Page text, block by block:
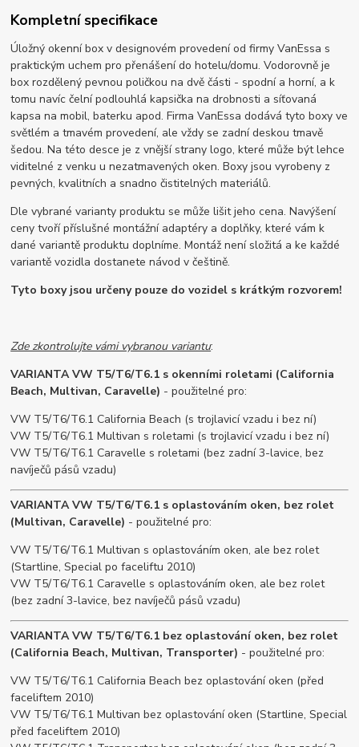
Kompletní specifikace
Úložný okenní box v designovém provedení od firmy VanEssa s
praktickým uchem pro přenášení do hotelu/domu. Vodorovně je
box rozdělený pevnou poličkou na dvě části - spodní a horní, a k
tomu navíc čelní podlouhlá kapsička na drobnosti a síťovaná
kapsa na mobil, baterku apod. Firma VanEssa dodává tyto boxy ve
světlém a tmavém provedení, ale vždy se zadní deskou tmavě
šedou. Na této desce je z vnější strany logo, které může být lehce
viditelné z venku u nezatmavených oken. Boxy jsou vyrobeny z
pevných, kvalitních a snadno čistitelných materiálů.
Dle vybrané varianty produktu se může lišit jeho cena. Navýšení
ceny tvoří příslušné montážní adaptéry a doplňky, které vám k
dané variantě produktu doplníme. Montáž není složitá a ke každé
variantě vozidla dostanete návod v češtině.
Tyto boxy jsou určeny pouze do vozidel s krátkým rozvorem!
Zde zkontrolujte vámi vybranou variantu:
VARIANTA VW T5/T6/T6.1 s okenními roletami (California
Beach, Multivan, Caravelle) - použitelné pro:
VW T5/T6/T6.1 California Beach (s trojlavicí vzadu i bez ní)
VW T5/T6/T6.1 Multivan s roletami (s trojlavicí vzadu i bez ní)
VW T5/T6/T6.1 Caravelle s roletami (bez zadní 3-lavice, bez
navíječů pásů vzadu)
VARIANTA VW T5/T6/T6.1 s oplastováním oken, bez rolet
(Multivan, Caravelle) - použitelné pro:
VW T5/T6/T6.1 Multivan s oplastováním oken, ale bez rolet
(Startline, Special po faceliftu 2010)
VW T5/T6/T6.1 Caravelle s oplastováním oken, ale bez rolet
(bez zadní 3-lavice, bez navíječů pásů vzadu)
VARIANTA VW T5/T6/T6.1 bez oplastování oken, bez rolet
(California Beach, Multivan, Transporter) - použitelné pro:
VW T5/T6/T6.1 California Beach bez oplastování oken (před
faceliftem 2010)
VW T5/T6/T6.1 Multivan bez oplastování oken (Startline, Special
před faceliftem 2010)